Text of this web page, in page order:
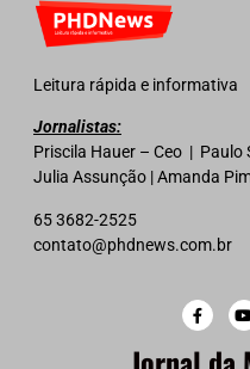
Leitura rápida e informativa
Jornalistas:
Priscila Hauer – Ceo | Paulo
Julia Assunção | Amanda
65 3682-2525
contato@phdnews.com.br